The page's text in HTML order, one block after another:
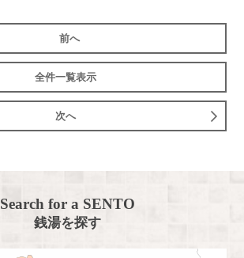
前へ
全件一覧表示
次へ
Search for a SENTO
銭湯を探す